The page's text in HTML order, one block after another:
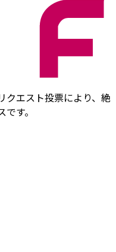
クエスト投票により、絶
す。